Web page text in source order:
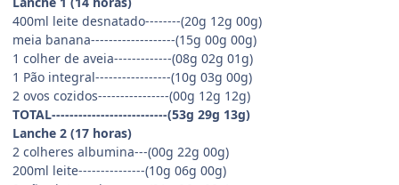
400ml leite desnatado--------(20g 12g 00g)
meia banana-------------------(15g 00g 00g)
1 colher de aveia-------------(08g 02g 01g)
1 Pão integral-----------------(10g 03g 00g)
2 ovos cozidos----------------(00g 12g 12g)
TOTAL--------------------------(53g 29g 13g)
Lanche 2 (17 horas)
2 colheres albumina---(00g 22g 00g)
200ml leite---------------(10g 06g 00g)